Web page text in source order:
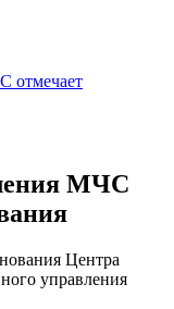
отмечает
МЧС
Центра
управления